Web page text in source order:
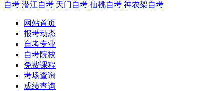
自考 潜江自考 天门自考 仙桃自考 神农架自考
网站首页
报考动态
自考专业
自考院校
免费课程
考场查询
成绩查询